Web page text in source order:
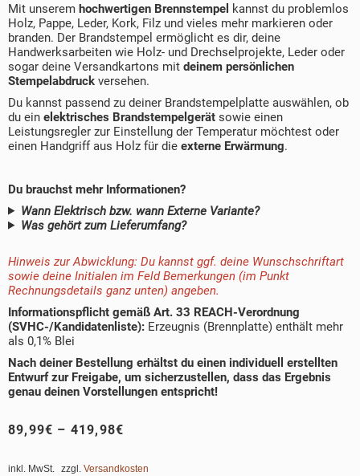
Mit unserem hochwertigen Brennstempel kannst du problemlos
Holz, Pappe, Leder, Kork, Filz und vieles mehr markieren oder
branden. Der Brandstempel ermöglicht es dir, deine
Handwerksarbeiten wie Holz- und Drechselprojekte, Leder oder
sogar deine Versandkartons mit deinem persönlichen
Stempelabdruck versehen.
Du kannst passend zu deiner Brandstempelplatte auswählen, ob
du ein elektrisches Brandstempelgerät sowie einen
Leistungsregler zur Einstellung der Temperatur möchtest oder
einen Handgriff aus Holz für die externe Erwärmung.
Du brauchst mehr Informationen?
Wann Elektrisch bzw. wann Externe Variante?
Was gehört zum Lieferumfang?
Hinweis zur Abwicklung: Du kannst ggf. deine Wunschschriftart
sowie deine Initialen im Feld Bemerkungen (im Punkt
Rechnungsdetails ganz unten) angeben.
Informationspflicht gemäß Art. 33 REACH-Verordnung
(SVHC-/Kandidatenliste): Erzeugnis (Brennplatte) enthält mehr
als 0,1% Blei
Nach deiner Bestellung erhältst du einen individuell erstellten
Entwurf zur Freigabe, um sicherzustellen, dass das Ergebnis
genau deinen Vorstellungen entspricht!
89,99€ – 419,98€
inkl. MwSt. zzgl. Versandkosten